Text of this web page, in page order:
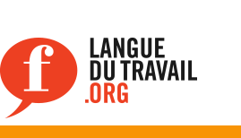
contenu
principal